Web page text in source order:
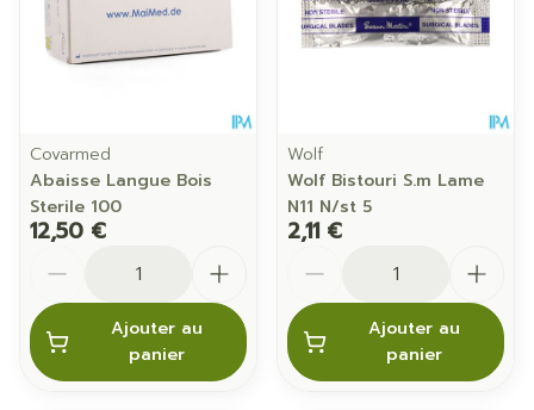
Covarmed
Abaisse Langue Bois
Sterile 100
12,50 €
Ajouter au
panier
Wolf
Wolf Bistouri S.m Lame
N11 N/st 5
2,11 €
Ajouter au
panier